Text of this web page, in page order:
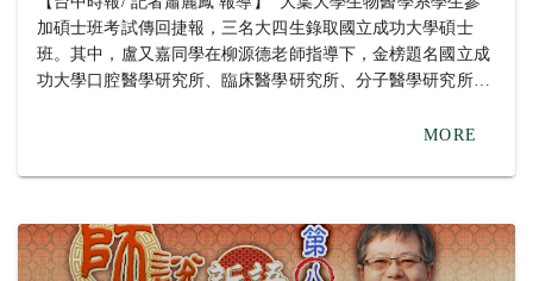
的題目，探討天然代謝物對口腔蛀牙細菌的抑制，老師給予學
生很大的發揮空間，鼓勵她嘗試，肯定並支持她去做想做的
事，很開心可以如願考取自己的第一志願，未來要繼續深化研
究。 小港高中畢業的戴庭誼同學感謝生醫系蔡孟?老師、學姐
研究所。她的專題「NRN1基因促進肺腺癌細胞惡化」研究發
以生物科技為核心，培育學生在生物醫學領域的專業能力與研
究實力。學生們參與實驗室專題研究，發展自我潛力，並以多
加碩士班考試傳回捷報，三名大四生錄取國立成功大學碩士
班。其中，盧又嘉同學在柳源德老師指導下，金榜題名國立成
功大學口腔醫學研究所、臨床醫學研究所、分子醫學研究所、
戴庭誼同學在蔡孟?老師指導下，同時錄取國立成功大學口腔
學臨床醫學研究所。 畢業於南投高中的周巧閔同學回顧學習
歷程時表示，大一從班導師劉淑瑛老師口中得知彰化基督教醫
MORE